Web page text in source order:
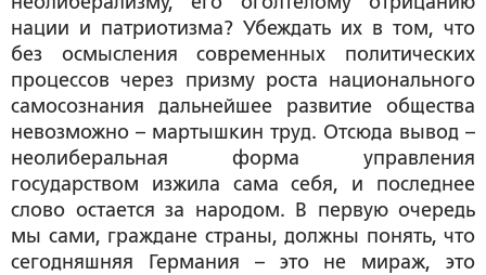
нации и патриотизма? Убеждать их в том, что
без осмысления современных политических
процессов через призму роста национального
самосознания дальнейшее развитие общества
невозможно – мартышкин труд. Отсюда вывод –
неoлиберальная форма управления
государством изжила сама себя, и последнее
слово остается за народом. В первую очередь
мы сами, граждане страны, должны понять, что
сегодняшняя Германия – это не мираж, это